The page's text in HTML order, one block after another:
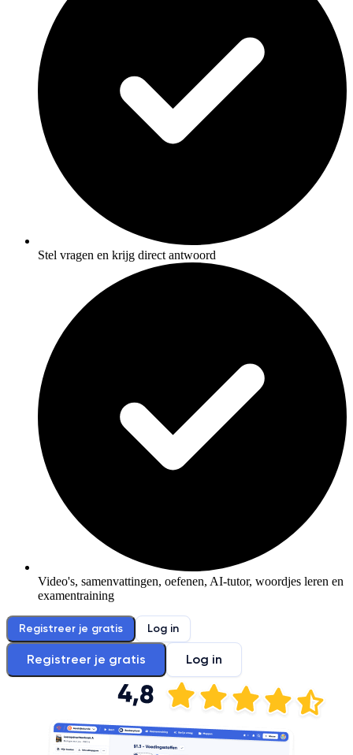
Stel vragen en krijg direct antwoord
Video's, samenvattingen, oefenen, AI-tutor, woordjes leren en
examentraining
Registreer je gratis Log in
Registreer je gratis Log in